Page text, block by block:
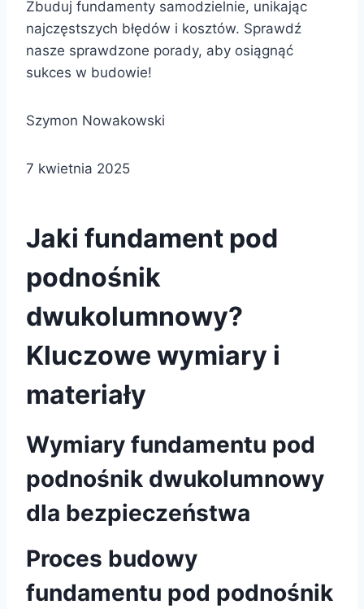
Zbuduj fundamenty samodzielnie, unikając
najczęstszych błędów i kosztów. Sprawdź
nasze sprawdzone porady, aby osiągnąć
sukces w budowie!
Szymon Nowakowski
7 kwietnia 2025
Jaki fundament pod
podnośnik
dwukolumnowy?
Kluczowe wymiary i
materiały
Wymiary fundamentu pod
podnośnik dwukolumnowy
dla bezpieczeństwa
Proces budowy
fundamentu pod podnośnik